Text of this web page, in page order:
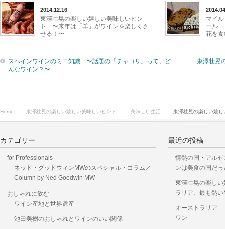
2014.12.16
東澤壮晃の楽しい嬉しい美味しいヒン
ト 〜来年は「羊」がワインを楽しくさ
せる！〜
マイ
ール
花を
スペインワインのミニ知識 〜話題の「チャコリ」って、ど
んなワイン？〜
東澤壮晃
Home 東澤壮晃の楽しい嬉しい美味しいヒント ,美味しい生活 東澤壮晃の楽しい嬉
カテゴリー
for Professionals
ネッド・グッドウィンMWのスペシャル・コラム／
Column by Ned Goodwin MW
おしゃれに飲む
ワイン産地と世界遺産
池田美樹のおしゃれとワインのいい関係
最近の投稿
情熱の国・アル
ンは美食の国だっ
東澤壮晃の楽し
ラリア、最も熱
オーストラリア
ワン